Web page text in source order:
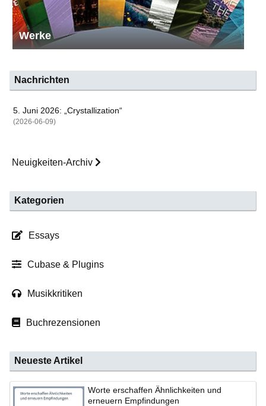
Werke
Nachrichten
5. Juni 2026: „Crystallization“
(2026-06-09)
Neuigkeiten-Archiv
Kategorien
Essays
Cubase & Plugins
Musikkritiken
Buchrezensionen
Neueste Artikel
Worte erschaffen Ähnlichkeiten und
erneuern Empfindungen